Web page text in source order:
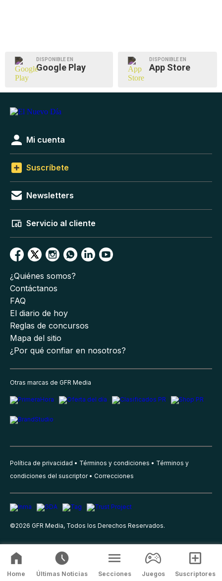
DISPONIBLE EN
Google Play
DISPONIBLE EN
App Store
Mi cuenta
Suscríbete
Newsletters
Servicio al cliente
¿Quiénes somos?
Contáctanos
FAQ
El diario de hoy
Reglas de concursos
Mapa del sitio
¿Por qué confiar en nosotros?
Otras marcas de GFR Media
Política de privacidad Términos y condiciones
Términos y
condiciones del suscriptor
Correcciones
©2026 GFR Media, Todos los Derechos Reservados.
Home Últimas Noticias Secciones Juegos Suscriptores